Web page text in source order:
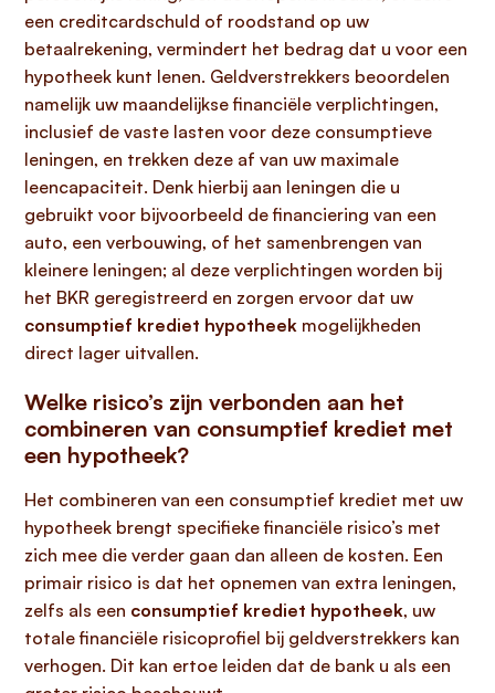
een creditcardschuld of roodstand op uw
betaalrekening, vermindert het bedrag dat u voor een
hypotheek kunt lenen. Geldverstrekkers beoordelen
namelijk uw maandelijkse financiële verplichtingen,
inclusief de vaste lasten voor deze consumptieve
leningen, en trekken deze af van uw maximale
leencapaciteit. Denk hierbij aan leningen die u
gebruikt voor bijvoorbeeld de financiering van een
auto, een verbouwing, of het samenbrengen van
kleinere leningen; al deze verplichtingen worden bij
het BKR geregistreerd en zorgen ervoor dat uw
consumptief krediet hypotheek mogelijkheden
direct lager uitvallen.
Welke risico’s zijn verbonden aan het
combineren van consumptief krediet met
een hypotheek?
Het combineren van een consumptief krediet met uw
hypotheek brengt specifieke financiële risico’s met
zich mee die verder gaan dan alleen de kosten. Een
primair risico is dat het opnemen van extra leningen,
zelfs als een consumptief krediet hypotheek, uw
totale financiële risicoprofiel bij geldverstrekkers kan
verhogen. Dit kan ertoe leiden dat de bank u als een